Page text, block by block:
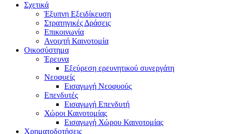
Σχετικά
Έξυπνη Εξειδίκευση
Στρατηγικές Δράσεις
Επικοινωνία
Ανοιχτή Καινοτομία
Οικοσύστημα
Έρευνα
Εξεύρεση ερευνητικού συνεργάτη
Νεοφυείς
Εισαγωγή Νεοφυούς
Επενδυτές
Εισαγωγή Επενδυτή
Χώροι Καινοτομίας
Εισαγωγή Χώρου Καινοτομίας
Χρηματοδοτήσεις